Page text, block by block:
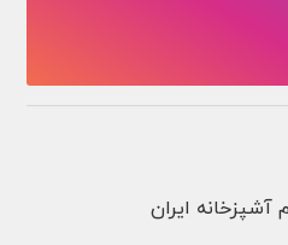
آشپزخانه ایران